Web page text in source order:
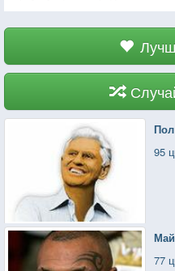
Пол
95
77